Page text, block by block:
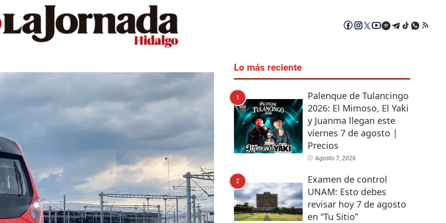
Lo más reciente
1
Palenque de Tulancingo
2026: El Mimoso, El Yaki
y Juanma llegan este
viernes 7 de agosto |
Precios
Agosto 7, 2026
2
Examen de control
UNAM: Esto debes
revisar hoy 7 de agosto
en “Tu Sitio”